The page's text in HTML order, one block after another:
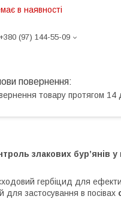
в наявності
+380 (97) 144-55-09
товару протягом 14
злакових бур’янів
гербіцид для
для застосування в посівах